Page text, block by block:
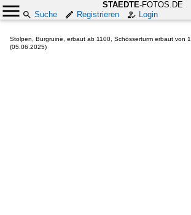
STAEDTE-FOTOS.DE
Suche
Registrieren Login
Stolpen, Burgruine, erbaut ab 1100, Schösserturm erbaut von
(05.06.2025)